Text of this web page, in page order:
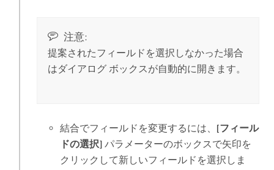
注意:
提案されたフィールドを選択しなかった場合
はダイアログ ボックスが自動的に開きます。
結合でフィールドを変更するには、 [フィール
ドの選択] パラメーターのボックスで矢印を
クリックして新しいフィールドを選択しま